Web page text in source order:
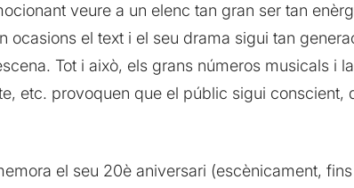
veure a un elenc tan gran ser tan
el text i el seu drama sigui tan
Tot i això, els grans números musicals i
etc. provoquen que el públic sigui conscient,
el seu 20è aniversari (escènicament,